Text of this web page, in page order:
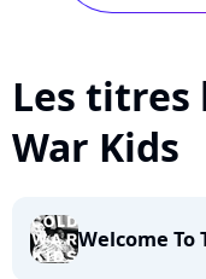
Les titres
War Kids
Welcome To